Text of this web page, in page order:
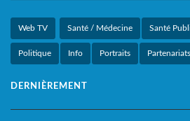
Web TV Santé / Médecine Santé
Politique Info Portraits Partenariats
DERNIÈREMENT